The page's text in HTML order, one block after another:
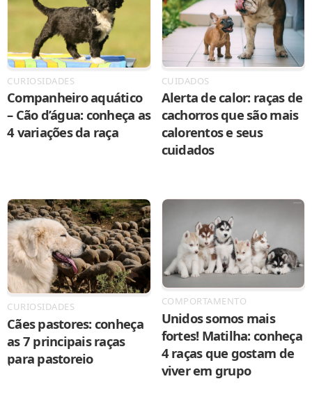
CURIOSIDADES
Companheiro aquático
– Cão d’água: conheça as
4 variações da raça
CUIDADOS
Alerta de calor: raças de
cachorros que são mais
calorentos e seus
cuidados
CURIOSIDADES
Cães pastores: conheça
as 7 principais raças
para pastoreio
COMPORTAMENTO
Unidos somos mais
fortes! Matilha: conheça
4 raças que gostam de
viver em grupo